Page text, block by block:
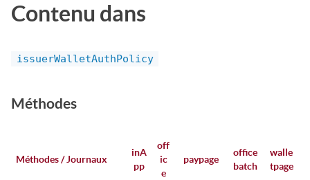
Contenu dans
issuerWalletAuthPolicy
Méthodes
Méthodes / Journaux
inA
pp
off
ic
e
paypage
office
batch
walle
tpage